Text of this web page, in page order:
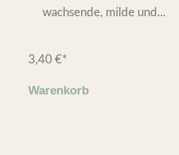
wachsende, milde und...
3,40 €*
Warenkorb